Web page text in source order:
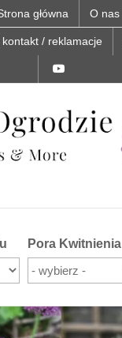
główna O nas
kontakt / reklamacje
Pora Kwitnienia